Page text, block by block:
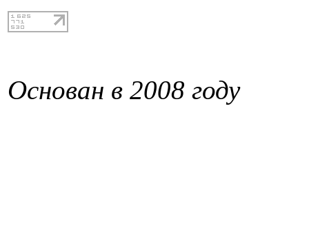
Основан в 2008 году